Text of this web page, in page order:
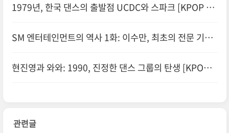
1979년, 한국 댄스의 출발점 UCDC와 스파크 [KPOP ST
SM 엔터테인먼트의 역사 1화: 이수만, 최초의 전문 기획
현진영과 와와: 1990, 진정한 댄스 그룹의 탄생 [KPOP S
관련글